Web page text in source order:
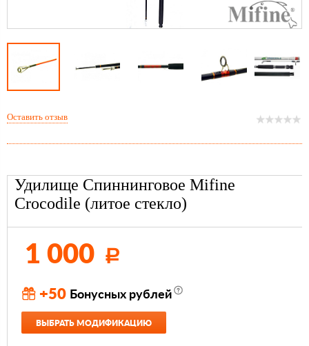
Удилище Спиннинговое Mifine
Crocodile (литое стекло)
1 000 Р
+50 Бонусных рублей
ВЫБРАТЬ МОДИФИКАЦИЮ
Оставить отзыв